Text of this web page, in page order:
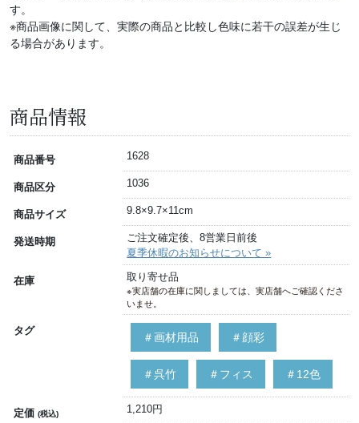
す。
※商品画像に関して、実際の商品と比較し色味に若干の誤差が生じ
る場合があります。
商品情報
商品番号 1628
商品区分 1036
商品サイズ 9.8×9.7×11cm
発送時期
ご注文確定後、8営業日前後
夏季休暇のお知らせについて »
在庫 取り寄せ品
※実店舗の在庫に関しましては、実店舗へご確認くださ
いませ。
タグ
＃画材用品 ＃顔彩
＃呉竹 ＃フィス ＃12色
定価 (税込) 1,210円